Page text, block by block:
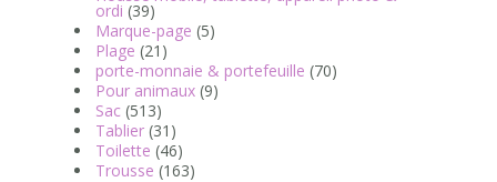
ordi (39)
Marque-page (5)
Plage (21)
porte-monnaie & portefeuille (70)
Pour animaux (9)
Sac (513)
Tablier (31)
Toilette (46)
Trousse (163)